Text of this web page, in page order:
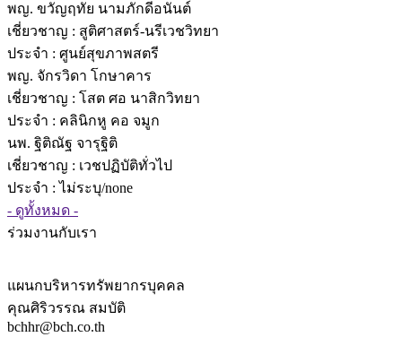
พญ. ขวัญฤทัย นามภักดีอนันต์
เชี่ยวชาญ : สูติศาสตร์-นรีเวชวิทยา
ประจำ : ศูนย์สุขภาพสตรี
พญ. จักรวิดา โกษาคาร
เชี่ยวชาญ : โสต ศอ นาสิกวิทยา
ประจำ : คลินิกหู คอ จมูก
นพ. ฐิติณัฐ จารุฐิติ
เชี่ยวชาญ : เวชปฏิบัติทั่วไป
ประจำ : ไม่ระบุ/none
- ดูทั้งหมด -
ร่วมงานกับเรา
แผนกบริหารทรัพยากรบุคคล
คุณศิริวรรณ สมบัติ
bchhr@bch.co.th